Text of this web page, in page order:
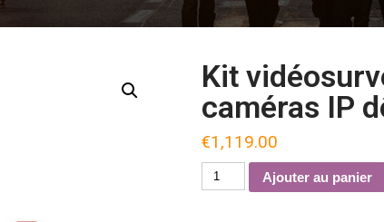
Kit
caméras IP
€1,119.00
quantité
de
Ajouter au panier